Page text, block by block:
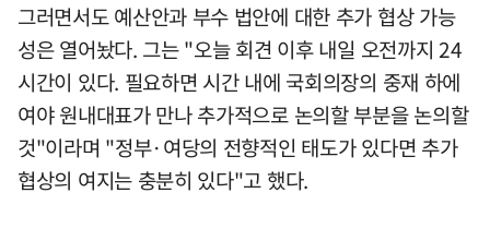
그러면서도 예산안과 부수 법안에 대한 추가 협상 가능
성은 열어놨다. 그는 "오늘 회견 이후 내일 오전까지 24
시간이 있다. 필요하면 시간 내에 국회의장의 중재 하에
여야 원내대표가 만나 추가적으로 논의할 부분을 논의할
것"이라며 "정부·여당의 전향적인 태도가 있다면 추가
협상의 여지는 충분히 있다"고 했다.